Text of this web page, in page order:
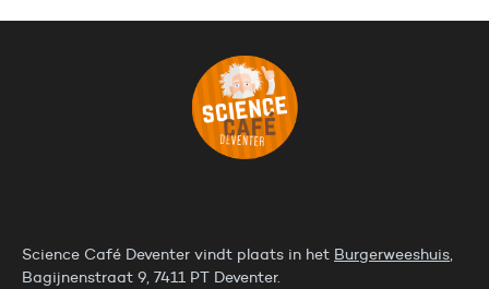
Science Café Deventer vindt plaats in het Burgerweeshuis
Bagijnenstraat 9, 7411 PT Deventer.